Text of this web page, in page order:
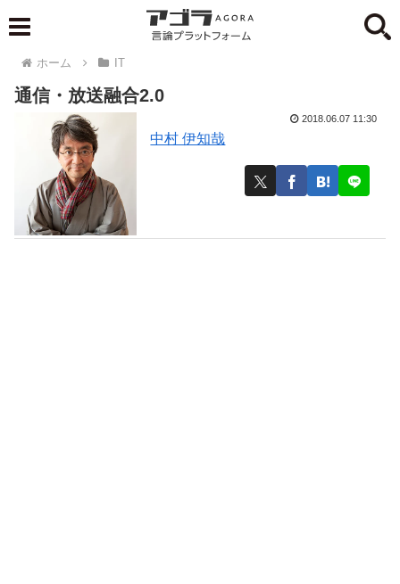
ホーム IT
通信・放送融合2.0
中村 伊知哉
2018.06.07 11:30